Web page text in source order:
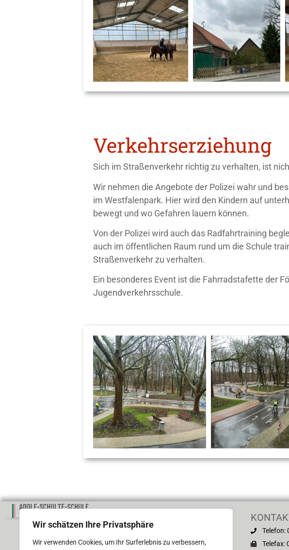
Wir schätzen Ihre Privatsphäre
Wir verwenden Cookies, um Ihr Surferlebnis zu verbessern,
Verkehrserziehung
Sich im Straßenverkehr richtig zu verhalten, ist
Wir nehmen die Angebote der Polizei wahr und
im Westfalenpark. Hier wird den Kindern auf
bewegt und wo Gefahren lauern können.
Von der Polizei wird auch das Radfahrtraining
auch im öffentlichen Raum rund um die Schule
Straßenverkehr zu verhalten.
Ein besonderes Event ist die Fahrradstafette der
Jugendverkehrsschule.
Adolf-Schulte-Schule
Förderschule Lernen der Stadt Dortmund
Telefon:
Telefax: